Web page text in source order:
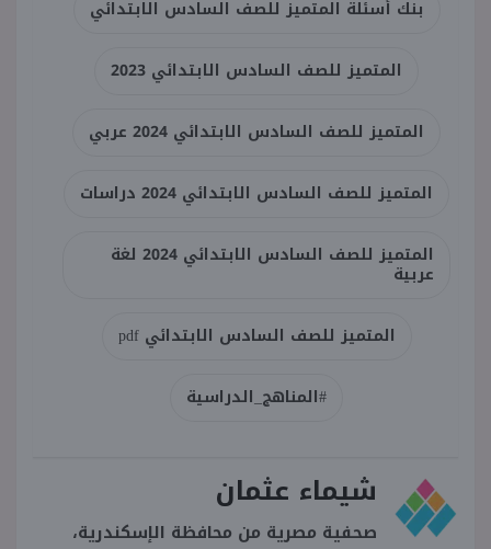
بنك أسئلة المتميز للصف السادس الابتدائي
المتميز للصف السادس الابتدائي 2023
المتميز للصف السادس الابتدائي 2024 عربي
المتميز للصف السادس الابتدائي 2024 دراسات
المتميز للصف السادس الابتدائي 2024 لغة
عربية
المتميز للصف السادس الابتدائي pdf
#المناهج_الدراسية
شيماء عثمان
صحفية مصرية من محافظة الإسكندرية،